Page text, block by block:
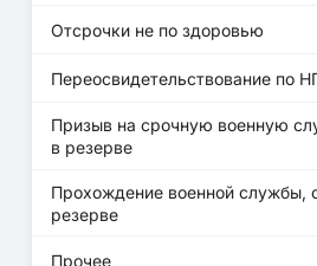
Отсрочки не по здоровью
Переосвидетельствование по
Призыв на срочную военную
в резерве
Прохождение военной службы,
резерве
Прочее